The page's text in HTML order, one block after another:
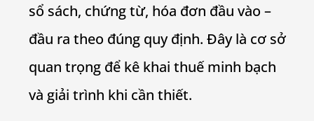
sổ sách, chứng từ, hóa đơn đầu vào –
đầu ra theo đúng quy định. Đây là cơ sở
quan trọng để kê khai thuế minh bạch
và giải trình khi cần thiết.